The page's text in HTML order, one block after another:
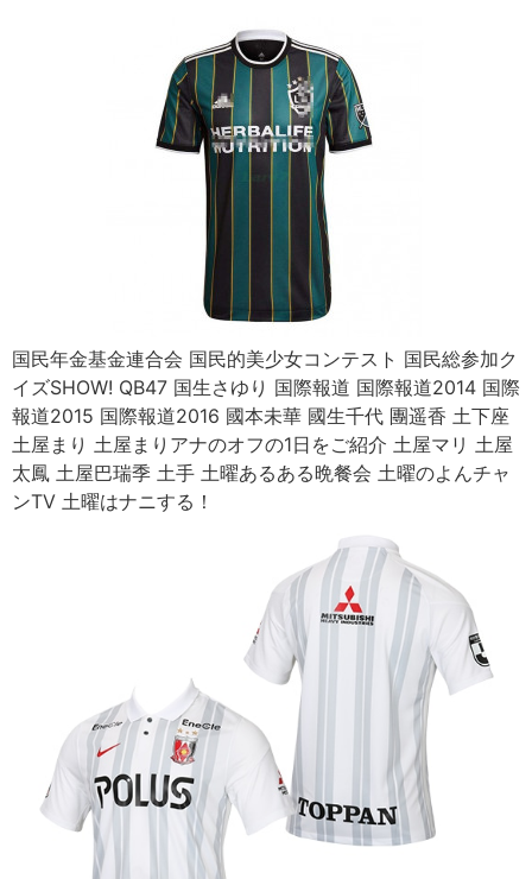
国民年金基金連合会 国民的美少女コンテスト 国民総参加ク
イズSHOW! QB47 国生さゆり 国際報道 国際報道2014 国際
報道2015 国際報道2016 國本未華 國生千代 團遥香 土下座
土屋まり 土屋まりアナのオフの1日をご紹介 土屋マリ 土屋
太鳳 土屋巴瑞季 土手 土曜あるある晩餐会 土曜のよんチャ
ンTV 土曜はナニする！